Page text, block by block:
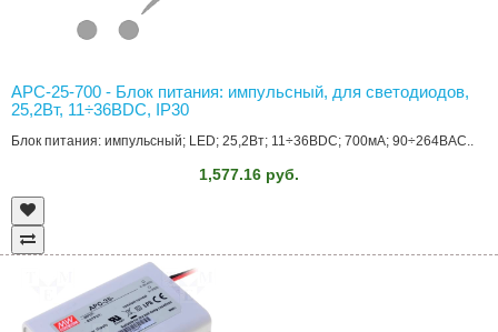
APC-25-700 - Блок питания: импульсный, для светодиодов,
25,2Вт, 11÷36ВDC, IP30
Блок питания: импульсный; LED; 25,2Вт; 11÷36ВDC; 700мА; 90÷264ВAC..
1,577.16 руб.